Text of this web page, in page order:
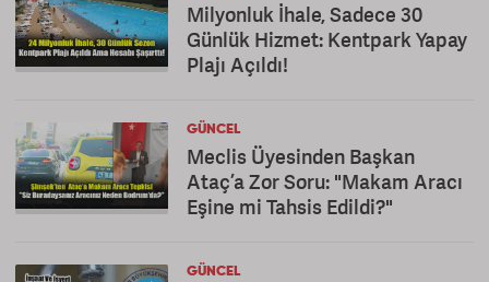
Milyonluk İhale, Sadece 30
Günlük Hizmet: Kentpark Yapay
Plajı Açıldı!
GÜNCEL
Meclis Üyesinden Başkan
Ataç’a Zor Soru: "Makam Aracı
Eşine mi Tahsis Edildi?"
GÜNCEL